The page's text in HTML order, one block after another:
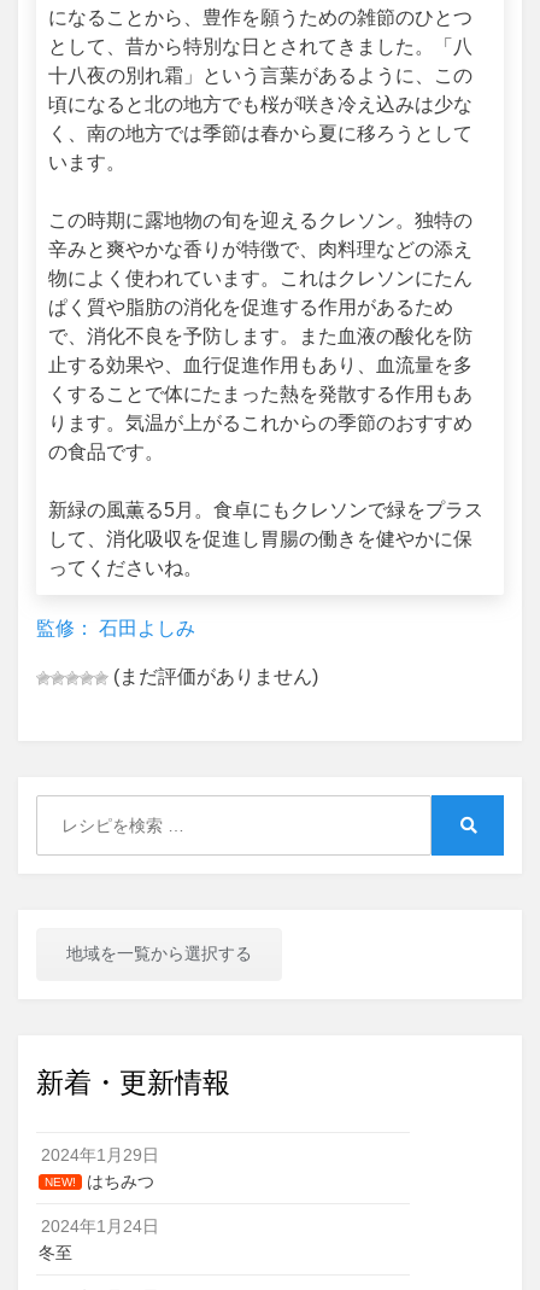
になることから、豊作を願うための雑節のひとつ
として、昔から特別な日とされてきました。「八
十八夜の別れ霜」という言葉があるように、この
頃になると北の地方でも桜が咲き冷え込みは少な
く、南の地方では季節は春から夏に移ろうとして
います。
この時期に露地物の旬を迎えるクレソン。独特の
辛みと爽やかな香りが特徴で、肉料理などの添え
物によく使われています。これはクレソンにたん
ぱく質や脂肪の消化を促進する作用があるため
で、消化不良を予防します。また血液の酸化を防
止する効果や、血行促進作用もあり、血流量を多
くすることで体にたまった熱を発散する作用もあ
ります。気温が上がるこれからの季節のおすすめ
の食品です。
新緑の風薫る5月。食卓にもクレソンで緑をプラス
して、消化吸収を促進し胃腸の働きを健やかに保
ってくださいね。
監修： 石田よしみ
(まだ評価がありません)
地域を一覧から選択する
新着・更新情報
2024年1月29日
NEW! はちみつ
2024年1月24日
冬至